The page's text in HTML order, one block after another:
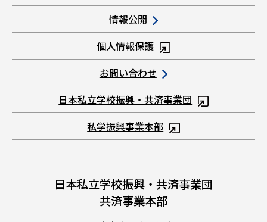
情報公開
個人情報保護
お問い合わせ
日本私立学校振興・共済事業団
私学振興事業本部
日本私立学校振興・共済事業団
共済事業本部